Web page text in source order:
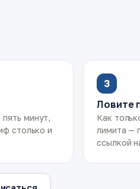
минут,
столько и
3
Ловите
Как
лимита —
ссылкой